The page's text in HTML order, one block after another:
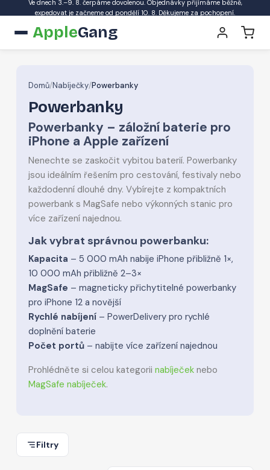
Ve dnech 3.–9. 8. čerpáme dovolenou. Objednávky přijímáme běžně,
expedovat je začneme od pondělí 10. 8. Děkujeme za pochopení.
AppleGang
Domů/Nabíječky/Powerbanky
Powerbanky
Powerbanky – záložní baterie pro
iPhone a Apple zařízení
Nenechte se zaskočit vybitou baterií. Powerbanky
jsou ideálním řešením pro cestování, festivaly nebo
každodenní dlouhé dny. Vybírejte z kompaktních
powerbank s MagSafe nebo výkonných stanic pro
více zařízení najednou.
Jak vybrat správnou powerbanku:
Kapacita – 5 000 mAh nabije iPhone přibližně 1×,
10 000 mAh přibližně 2–3×
MagSafe – magneticky přichytitelné powerbanky
pro iPhone 12 a novější
Rychlé nabíjení – PowerDelivery pro rychlé
doplnění baterie
Počet portů – nabijte více zařízení najednou
Prohlédněte si celou kategorii nabíječek nebo
MagSafe nabíječek.
Filtry